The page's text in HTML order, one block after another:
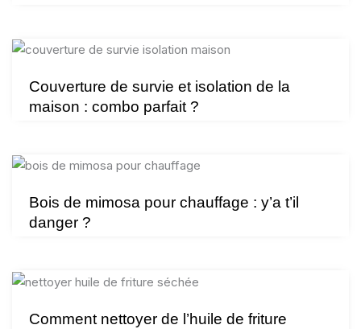
Couverture de survie et isolation de la
maison : combo parfait ?
Bois de mimosa pour chauffage : y’a t’il
danger ?
Comment nettoyer de l’huile de friture